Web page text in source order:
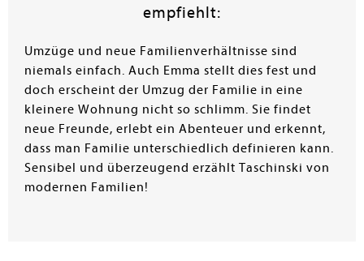
empfiehlt:
Umzüge und neue Familienverhältnisse sind
niemals einfach. Auch Emma stellt dies fest und
doch erscheint der Umzug der Familie in eine
kleinere Wohnung nicht so schlimm. Sie findet
neue Freunde, erlebt ein Abenteuer und erkennt,
dass man Familie unterschiedlich definieren kann.
Sensibel und überzeugend erzählt Taschinski von
modernen Familien!